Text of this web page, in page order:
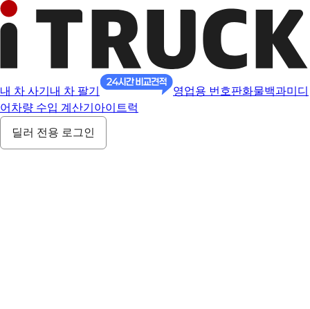
내 차 사기 내 차 팔기 영업용 번호판화물백과미디
어 차량 수입 계산기 아이트럭
딜러 전용 로그인